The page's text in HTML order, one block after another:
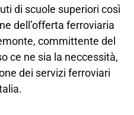
di scuole superiori così
dell’offerta ferroviaria
committente del
ce ne sia la neccessità,
dei servizi ferroviari